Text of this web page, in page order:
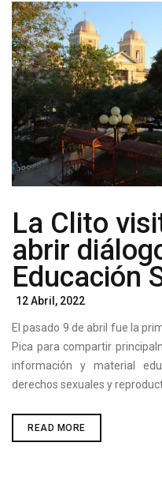
La Clito
abrir
Educación
Posted
12 Abril, 2022
El pasado 9 de abril fue la
Pica para compartir
información y material
derechos sexuales y
READ MORELA
CLITO